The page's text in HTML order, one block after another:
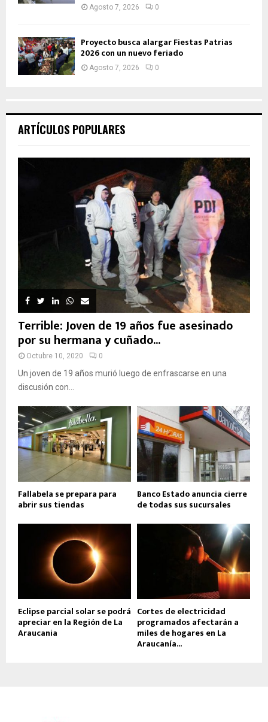
Agosto 7, 2026 0
Proyecto busca alargar Fiestas Patrias
2026 con un nuevo feriado
Agosto 7, 2026 0
ARTÍCULOS POPULARES
Terrible: Joven de 19 años fue asesinado
por su hermana y cuñado...
Octubre 10, 2020 0
Un joven de 19 años murió luego de enfrascarse en una
discusión con...
Fallabela se prepara para
abrir sus tiendas
Banco Estado anuncia cierre
de todas sus sucursales
Eclipse parcial solar se podrá
apreciar en la Región de La
Araucania
Cortes de electricidad
programados afectarán a
miles de hogares en La
Araucanía...